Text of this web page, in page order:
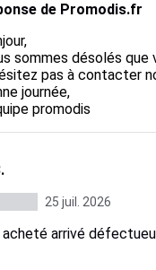
de Promodis.fr
sommes désolés
pas à contacter
journée,
promodis
25 juil. 2026
arrivé